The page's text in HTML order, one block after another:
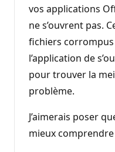
vos applications
ne s’ouvrent pas.
fichiers
l’application de
pour trouver la
problème.
J’aimerais poser
mieux